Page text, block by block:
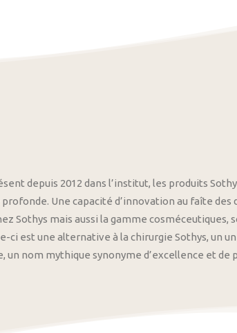
depuis 2012 dans l’institut, les produits
Une capacité d’innovation au faîte
Sothys mais aussi la gamme
ci est une alternative à la chirurgie Sothys, un
nom mythique synonyme d’excellence et de